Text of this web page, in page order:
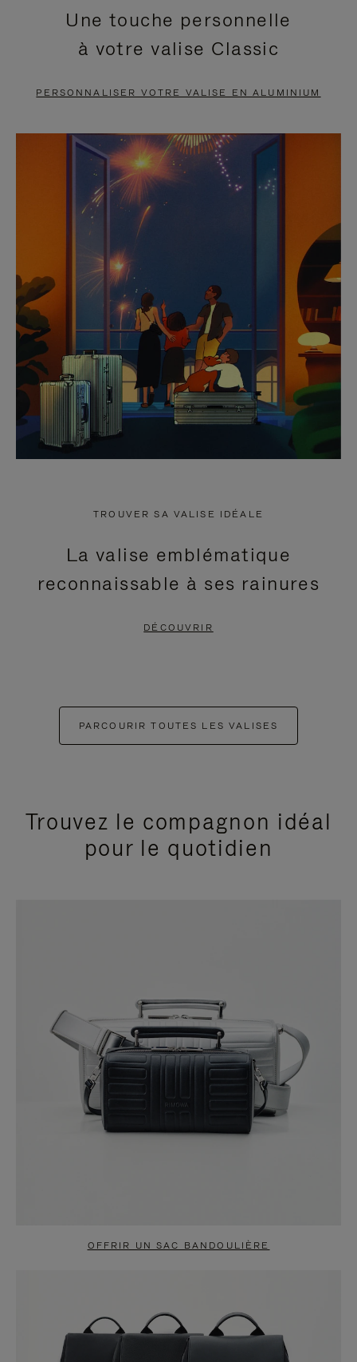
EN
PAUSE,
APPUYEZ
POUR
METTRE
PAUSE
VIDÉO
EST
DÉSACTIVÉ.
CLIQUER
POUR
RÉACTIVER
LE
SON
Une touche personnelle
à votre valise Classic
PERSONNALISER VOTRE VALISE EN ALUMINIUM
TROUVER SA VALISE IDÉALE
La valise emblématique
reconnaissable à ses rainures
DÉCOUVRIR
PARCOURIR TOUTES LES VALISES
Trouvez le compagnon idéal
pour le quotidien
OFFRIR UN SAC BANDOULIÈRE